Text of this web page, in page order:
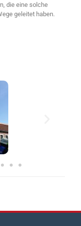
die eine solche
geleitet haben.